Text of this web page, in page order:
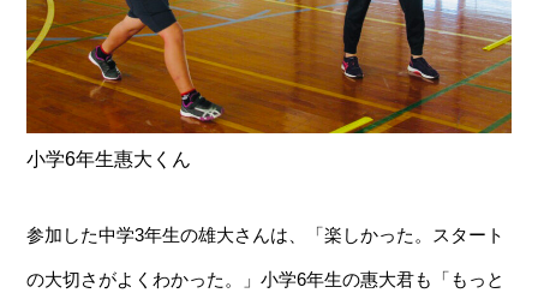
小学6年生惠大くん
参加した中学3年生の雄大さんは、「楽しかった。スタート
の大切さがよくわかった。」小学6年生の惠大君も「もっと